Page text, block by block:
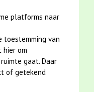
platforms naar
van
hier om
gaat. Daar
of getekend